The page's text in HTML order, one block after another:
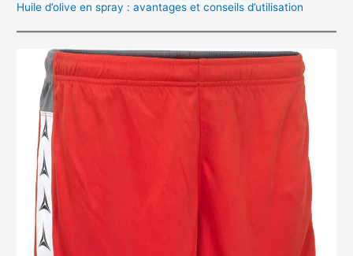
Huile d’olive en spray : avantages et conseils d’utilisation